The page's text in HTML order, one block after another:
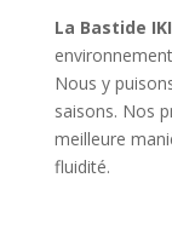
La Bastide
Nous y
saisons. Nos
meilleure
fluidité.